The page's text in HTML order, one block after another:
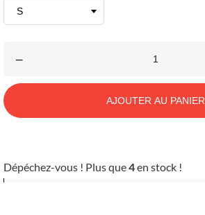
–
AJOUTER AU PANIER
Dépéchez-vous ! Plus que4en stock !